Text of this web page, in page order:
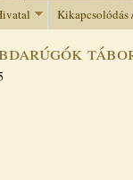
Kikapcsolódás